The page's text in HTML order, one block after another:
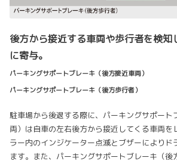
後方から接近する車両や歩行者を検知
に寄与。
パーキングサポートブレーキ（後方接近車両）
パーキングサポートブレーキ（後方歩行者）
駐車場から後退する際に、パーキングサポート
両）は自車の左右後方から接近してくる車両を
ラー内のインジケーター点滅とブザーによりド
ます。また、パーキングサポートブレーキ（後